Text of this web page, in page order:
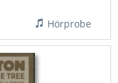
Hörprobe